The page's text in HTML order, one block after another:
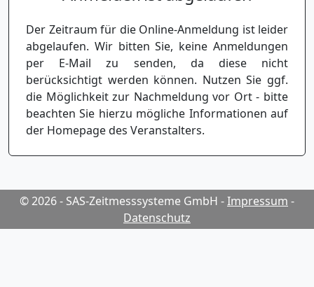
Der Zeitraum für die Online-Anmeldung ist leider
abgelaufen. Wir bitten Sie, keine Anmeldungen
per E-Mail zu senden, da diese nicht
berücksichtigt werden können. Nutzen Sie ggf.
die Möglichkeit zur Nachmeldung vor Ort - bitte
beachten Sie hierzu mögliche Informationen auf
der Homepage des Veranstalters.
© 2026 - SAS-Zeitmesssysteme GmbH -Impressum -
Datenschutz